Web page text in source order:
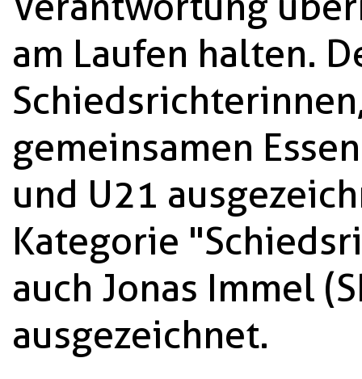
am Laufen halten.
gemeinsamen
und U21
Kategorie
auch Jonas Immel
ausgezeichnet.